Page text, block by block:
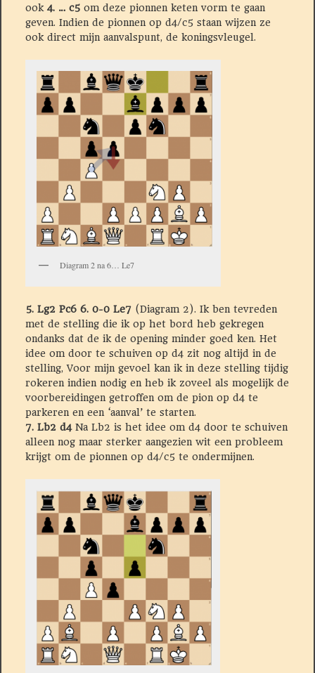
ook 4. … c5om deze pionnen keten vorm te gaan
geven. Indien de pionnen op d4/c5 staan wijzen ze
ook direct mijn aanvalspunt, de koningsvleugel.
Diagram 2 na 6… Le7
5. Lg2 Pc6 6. 0-0 Le7(Diagram 2). Ik ben tevreden
met de stelling die ik op het bord heb gekregen
ondanks dat de ik de opening minder goed ken. Het
idee om door te schuiven op d4 zit nog altijd in de
stelling, Voor mijn gevoel kan ik in deze stelling tijdig
rokeren indien nodig en heb ik zoveel als mogelijk de
voorbereidingen getroffen om de pion op d4 te
parkeren en een ‘aanval’ te starten.
7. Lb2 d4Na Lb2 is het idee om d4 door te schuiven
alleen nog maar sterker aangezien wit een probleem
krijgt om de pionnen op d4/c5 te ondermijnen.